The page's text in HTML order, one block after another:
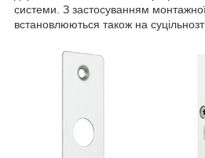
системи. З застосуванням
встановлюються також на